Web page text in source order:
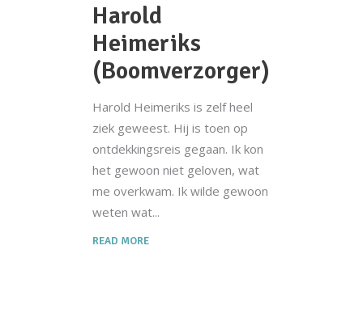
Harold
Heimeriks
(Boomverzorger)
Harold Heimeriks is zelf heel
ziek geweest. Hij is toen op
ontdekkingsreis gegaan. Ik kon
het gewoon niet geloven, wat
me overkwam. Ik wilde gewoon
weten wat
READ MORE